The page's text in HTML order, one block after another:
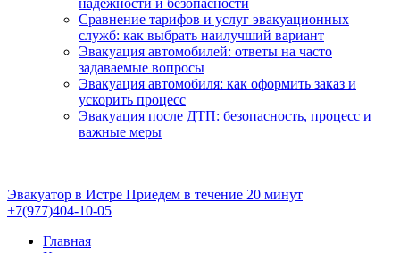
надежности и безопасности
Сравнение тарифов и услуг эвакуационных
служб: как выбрать наилучший вариант
Эвакуация автомобилей: ответы на часто
задаваемые вопросы
Эвакуация автомобиля: как оформить заказ и
ускорить процесс
Эвакуация после ДТП: безопасность, процесс и
важные меры
Эвакуатор в Истре Приедем в течение 20 минут
+7(977)404-10-05
Главная